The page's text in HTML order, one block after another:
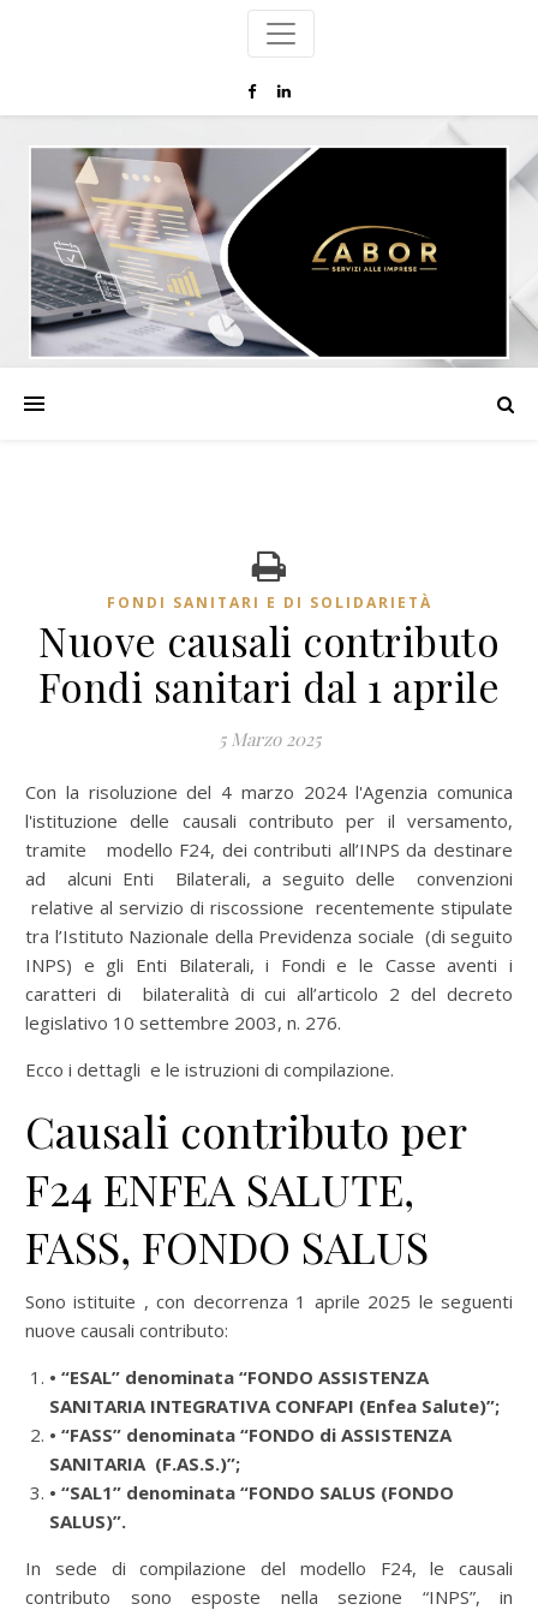
FONDI SANITARI E DI SOLIDARIETÀ
Nuove causali contributo
Fondi sanitari dal 1 aprile
5 Marzo 2025
Con la risoluzione del 4 marzo 2024 l'Agenzia comunica
l'istituzione delle causali contributo per il versamento,
tramite modello F24, dei contributi all’INPS da destinare
ad alcuni Enti Bilaterali, a seguito delle convenzioni
relative al servizio di riscossione recentemente stipulate
tra l’Istituto Nazionale della Previdenza sociale (di seguito
INPS) e gli Enti Bilaterali, i Fondi e le Casse aventi i
caratteri di bilateralità di cui all’articolo 2 del decreto
legislativo 10 settembre 2003, n. 276.
Ecco i dettagli e le istruzioni di compilazione.
Causali contributo per
F24 ENFEA SALUTE,
FASS, FONDO SALUS
Sono istituite , con decorrenza 1 aprile 2025 le seguenti
nuove causali contributo:
• “ESAL” denominata “FONDO ASSISTENZA
SANITARIA INTEGRATIVA CONFAPI (Enfea Salute)”;
• “FASS” denominata “FONDO di ASSISTENZA
SANITARIA (F.AS.S.)”;
• “SAL1” denominata “FONDO SALUS (FONDO
SALUS)”.
In sede di compilazione del modello F24, le causali
contributo sono esposte nella sezione “INPS”, in